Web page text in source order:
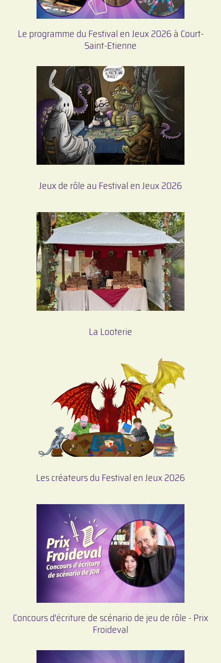
Le programme du Festival en Jeux 2026 à Court-
Saint-Etienne
Jeux de rôle au Festival en Jeux 2026
La Looterie
Les créateurs du Festival en Jeux 2026
Concours d'écriture de scénario de jeu de rôle - Prix
Froideval